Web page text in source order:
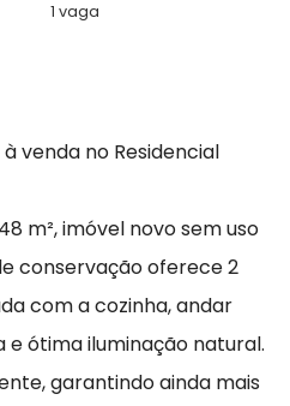
1 vaga
venda no Residencial
m², imóvel novo sem uso
conservação oferece 2
com a cozinha, andar
ótima iluminação natural.
garantindo ainda mais